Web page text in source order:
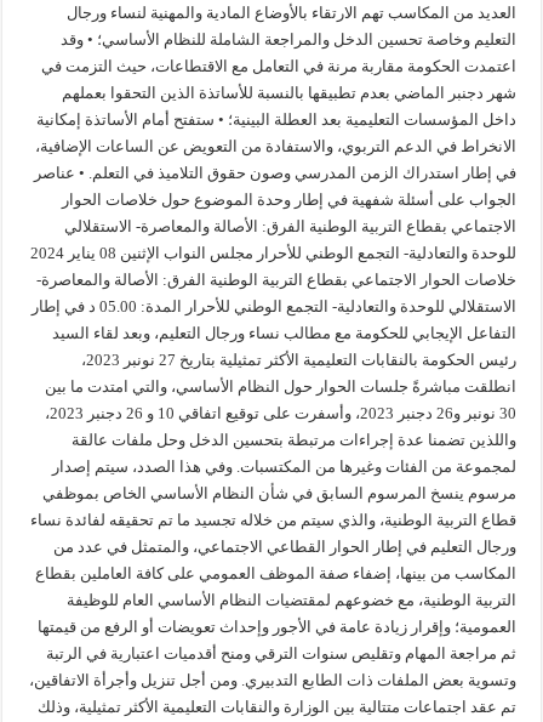
العديد من المكاسب تهم الارتقاء بالأوضاع المادية والمهنية لنساء ورجال
التعليم وخاصة تحسين الدخل والمراجعة الشاملة للنظام الأساسي؛ • وقد
اعتمدت الحكومة مقاربة مرنة في التعامل مع الاقتطاعات، حيث التزمت في
شهر دجنبر الماضي بعدم تطبيقها بالنسبة للأساتذة الذين التحقوا بعملهم
داخل المؤسسات التعليمية بعد العطلة البينية؛ • ستفتح أمام الأساتذة إمكانية
الانخراط في الدعم التربوي، والاستفادة من التعويض عن الساعات الإضافية،
في إطار استدراك الزمن المدرسي وصون حقوق التلاميذ في التعلم. • عناصر
الجواب على أسئلة شفهية في إطار وحدة الموضوع حول خلاصات الحوار
الاجتماعي بقطاع التربية الوطنية الفرق: الأصالة والمعاصرة- الاستقلالي
للوحدة والتعادلية- التجمع الوطني للأحرار مجلس النواب الإثنين 08 يناير 2024
خلاصات الحوار الاجتماعي بقطاع التربية الوطنية الفرق: الأصالة والمعاصرة-
الاستقلالي للوحدة والتعادلية- التجمع الوطني للأحرار المدة: 05.00 د في إطار
التفاعل الإيجابي للحكومة مع مطالب نساء ورجال التعليم، وبعد لقاء السيد
رئيس الحكومة بالنقابات التعليمية الأكثر تمثيلية بتاريخ 27 نونبر 2023،
انطلقت مباشرةً جلسات الحوار حول النظام الأساسي، والتي امتدت ما بين
30 نونبر و26 دجنبر 2023، وأسفرت على توقيع اتفاقي 10 و 26 دجنبر 2023،
واللذين تضمنا عدة إجراءات مرتبطة بتحسين الدخل وحل ملفات عالقة
لمجموعة من الفئات وغيرها من المكتسبات. وفي هذا الصدد، سيتم إصدار
مرسوم ينسخ المرسوم السابق في شأن النظام الأساسي الخاص بموظفي
قطاع التربية الوطنية، والذي سيتم من خلاله تجسيد ما تم تحقيقه لفائدة نساء
ورجال التعليم في إطار الحوار القطاعي الاجتماعي، والمتمثل في عدد من
المكاسب من بينها، إضفاء صفة الموظف العمومي على كافة العاملين بقطاع
التربية الوطنية، مع خضوعهم لمقتضيات النظام الأساسي العام للوظيفة
العمومية؛ وإقرار زيادة عامة في الأجور وإحداث تعويضات أو الرفع من قيمتها
ثم مراجعة المهام وتقليص سنوات الترقي ومنح أقدميات اعتبارية في الرتبة
وتسوية بعض الملفات ذات الطابع التدبيري. ومن أجل تنزيل وأجرأة الاتفاقين،
تم عقد اجتماعات متتالية بين الوزارة والنقابات التعليمية الأكثر تمثيلية، وذلك